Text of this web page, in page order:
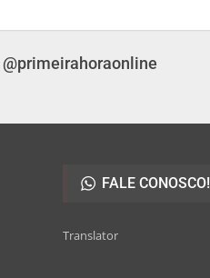
@primeirahoraonline
FALE CONOSCO!
Translator